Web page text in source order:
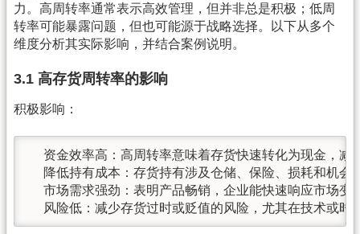
力。高周转率通常表示高效管理，但并非总是积极；低周
转率可能暴露问题，但也可能源于战略选择。以下从多个
维度分析其实际影响，并结合案例说明。
3.1 高存货周转率的影响
积极影响：
资金效率高：高周转率意味着存货快速转化为现金，
降低持有成本：存货持有涉及仓储、保险、损耗和机会
市场需求强劲：表明产品畅销，企业能快速响应市场变
风险低：减少存货过时或贬值的风险，尤其在技术或时